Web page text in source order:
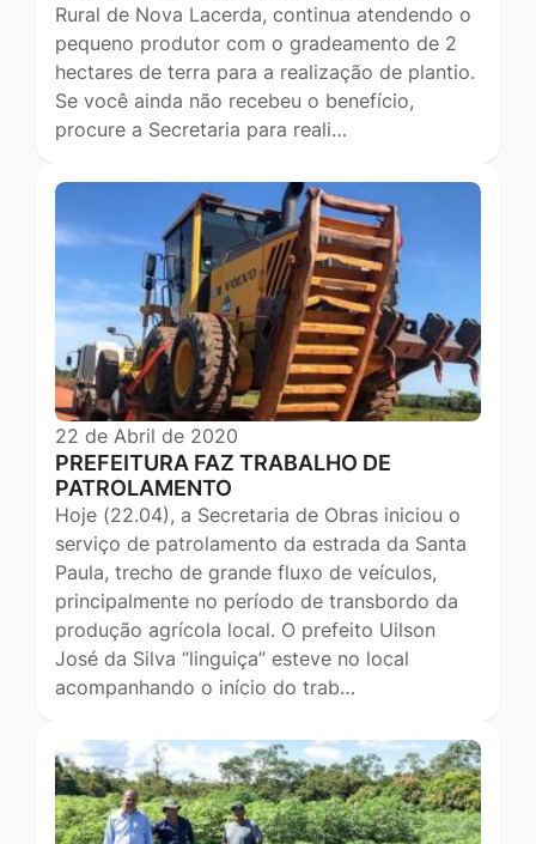
Rural de Nova Lacerda, continua atendendo o
pequeno produtor com o gradeamento de 2
hectares de terra para a realização de plantio.
Se você ainda não recebeu o benefício,
procure a Secretaria para reali…
22 de Abril de 2020
PREFEITURA FAZ TRABALHO DE
PATROLAMENTO
Hoje (22.04), a Secretaria de Obras iniciou o
serviço de patrolamento da estrada da Santa
Paula, trecho de grande fluxo de veículos,
principalmente no período de transbordo da
produção agrícola local. O prefeito Uilson
José da Silva “linguiça” esteve no local
acompanhando o início do trab…